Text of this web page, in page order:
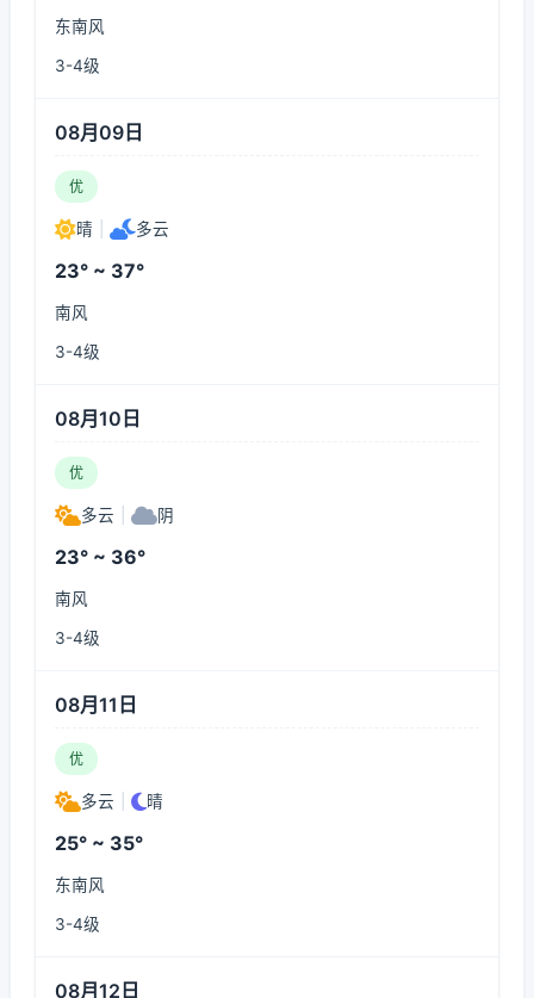
东南风
3-4级
08月09日
优
晴 多云
23° ~ 37°
南风
3-4级
08月10日
优
多云 阴
23° ~ 36°
南风
3-4级
08月11日
优
多云 晴
25° ~ 35°
东南风
3-4级
08月12日